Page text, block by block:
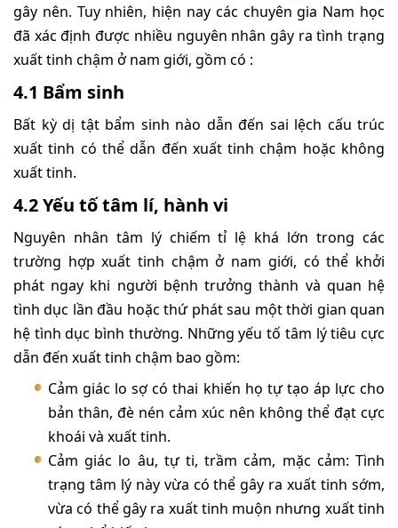
gây nên. Tuy nhiên, hiện nay các chuyên gia Nam học
đã xác định được nhiều nguyên nhân gây ra tình trạng
xuất tinh chậm ở nam giới, gồm có :
4.1 Bẩm sinh
Bất kỳ dị tật bẩm sinh nào dẫn đến sai lệch cấu trúc
xuất tinh có thể dẫn đến xuất tinh chậm hoặc không
xuất tinh.
4.2 Yếu tố tâm lí, hành vi
Nguyên nhân tâm lý chiếm tỉ lệ khá lớn trong các
trường hợp xuất tinh chậm ở nam giới, có thể khởi
phát ngay khi người bệnh trưởng thành và quan hệ
tình dục lần đầu hoặc thứ phát sau một thời gian quan
hệ tình dục bình thường. Những yếu tố tâm lý tiêu cực
dẫn đến xuất tinh chậm bao gồm:
Cảm giác lo sợ có thai khiến họ tự tạo áp lực cho
bản thân, đè nén cảm xúc nên không thể đạt cực
khoái và xuất tinh.
Cảm giác lo âu, tự ti, trầm cảm, mặc cảm: Tình
trạng tâm lý này vừa có thể gây ra xuất tinh sớm,
vừa có thể gây ra xuất tinh muộn nhưng xuất tinh